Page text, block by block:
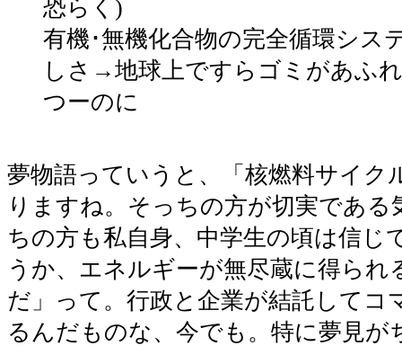
恐らく)
有機･無機化合物の完全循環シス
しさ→地球上ですらゴミがあふ
つーのに
夢物語っていうと、「核燃料サイク
りますね。そっちの方が切実である
ちの方も私自身、中学生の頃は信じ
うか、エネルギーが無尽蔵に得られ
だ」って。行政と企業が結託してコ
るんだものな、今でも。特に夢見が